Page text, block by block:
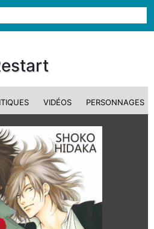
VIDÉOS PERSONNAGES